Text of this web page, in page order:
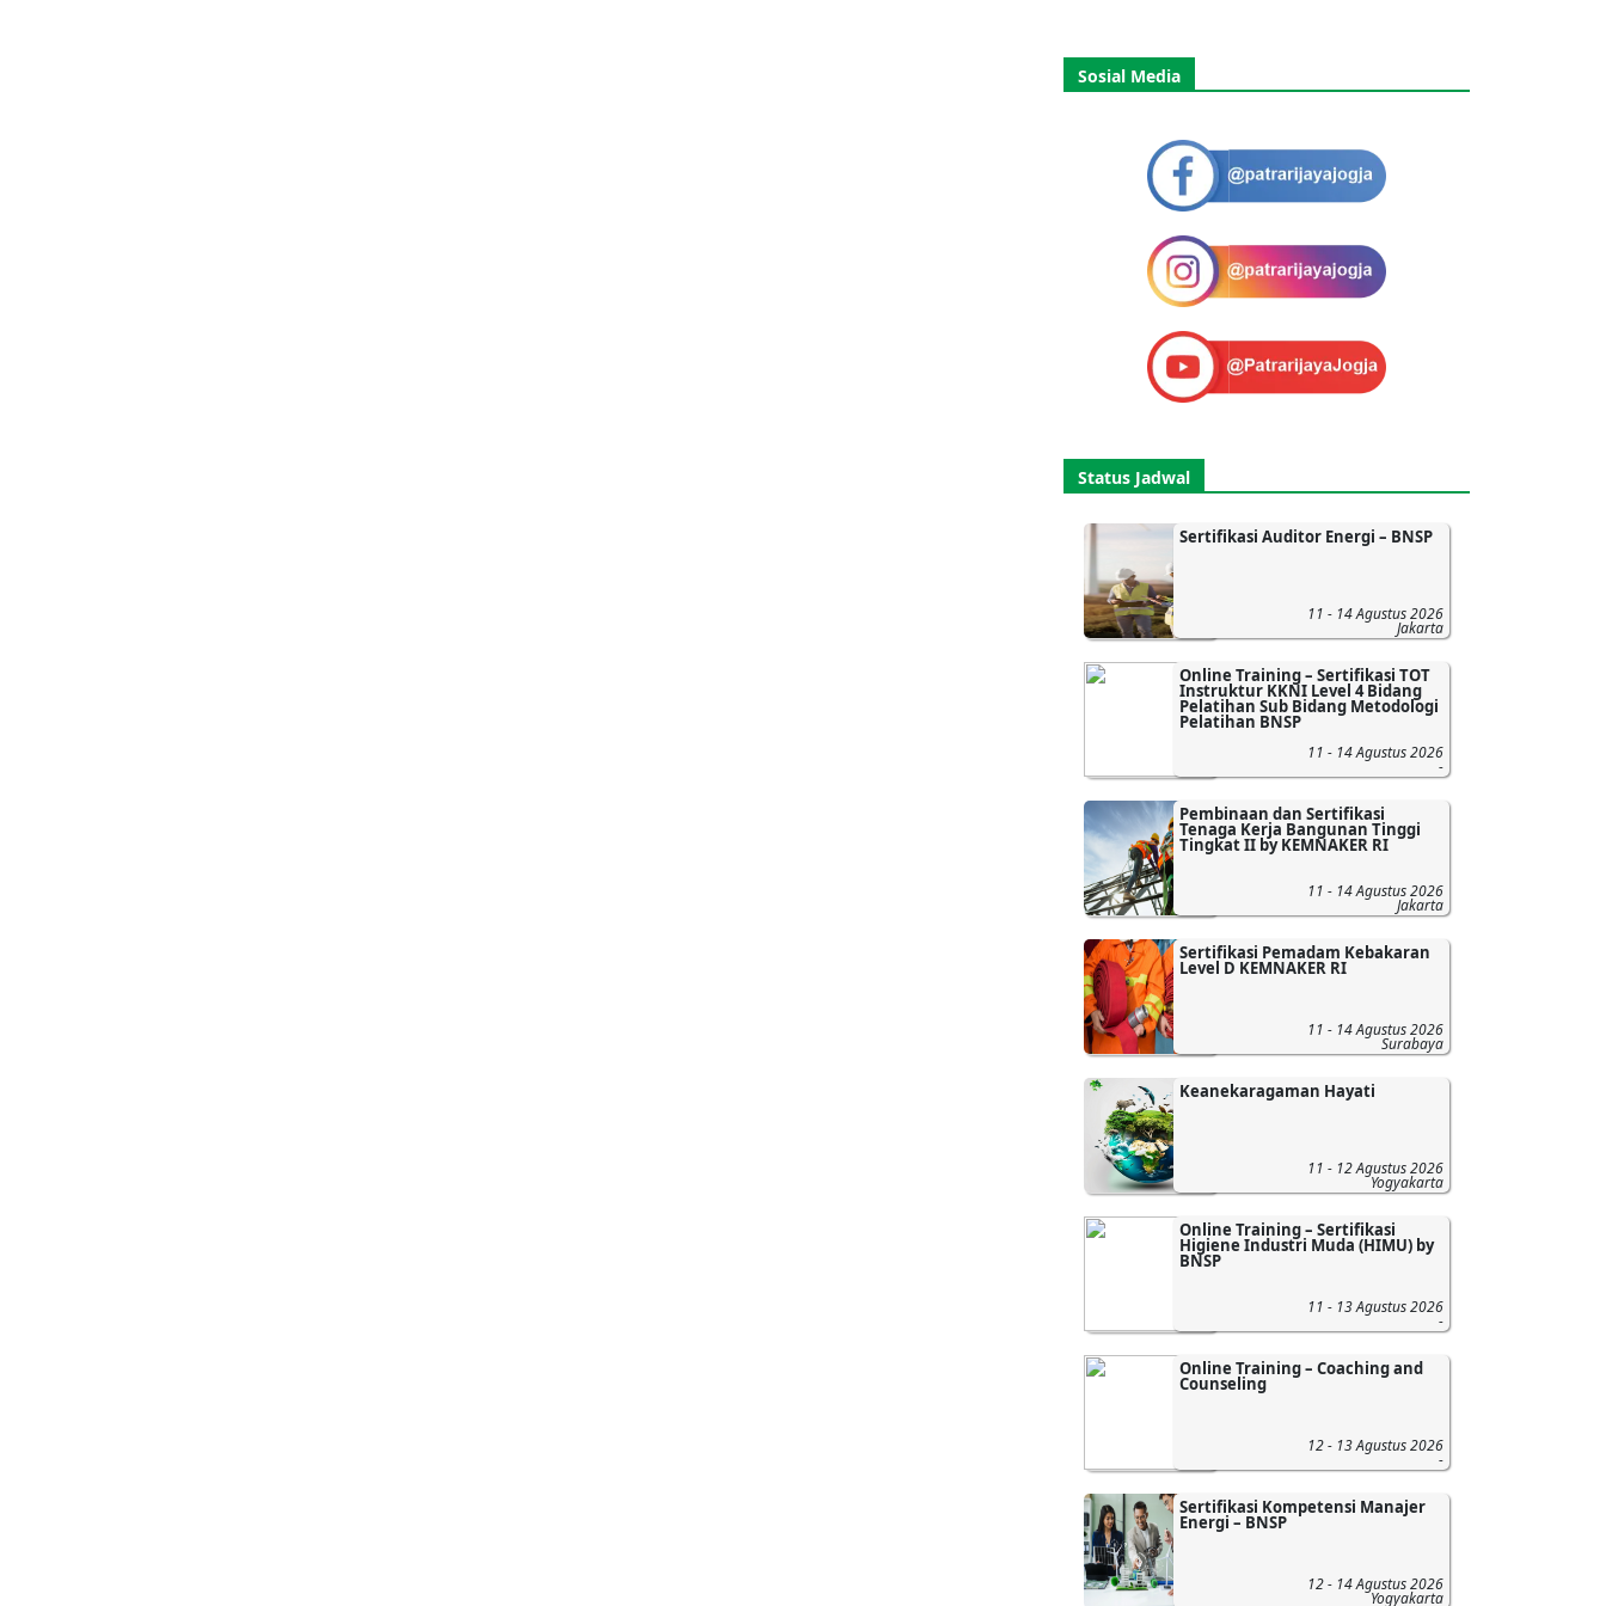
Sosial Media
Status Jadwal
Sertifikasi Auditor Energi – BNSP
11 - 14 Agustus 2026
Jakarta
Online Training – Sertifikasi TOT
Instruktur KKNI Level 4 Bidang
Pelatihan Sub Bidang Metodologi
Pelatihan BNSP
11 - 14 Agustus 2026
-
Pembinaan dan Sertifikasi
Tenaga Kerja Bangunan Tinggi
Tingkat II by KEMNAKER RI
11 - 14 Agustus 2026
Jakarta
Sertifikasi Pemadam Kebakaran
Level D KEMNAKER RI
11 - 14 Agustus 2026
Surabaya
Keanekaragaman Hayati
11 - 12 Agustus 2026
Yogyakarta
Online Training – Sertifikasi
Higiene Industri Muda (HIMU) by
BNSP
11 - 13 Agustus 2026
-
Online Training – Coaching and
Counseling
12 - 13 Agustus 2026
-
Sertifikasi Kompetensi Manajer
Energi – BNSP
12 - 14 Agustus 2026
Yogyakarta